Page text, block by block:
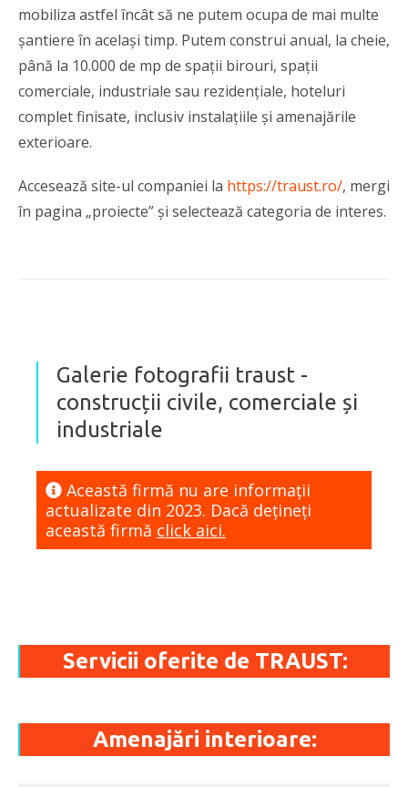
mobiliza astfel încât să ne putem ocupa de mai multe
șantiere în același timp. Putem construi anual, la cheie,
până la 10.000 de mp de spații birouri, spații
comerciale, industriale sau rezidențiale, hoteluri
complet finisate, inclusiv instalațiile și amenajările
exterioare.
Accesează site-ul companiei la https://traust.ro/, mergi
în pagina „proiecte” și selectează categoria de interes.
Galerie fotografii traust -
construcții civile, comerciale și
industriale
Această firmă nu are informaţii
actualizate din 2023. Dacă dețineți
această firmă click aici.
Servicii oferite de TRAUST:
Amenajări interioare: